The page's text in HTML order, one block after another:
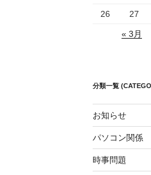
26 27
« 3月
分類一覧
お知らせ
パソコン関係
時事問題